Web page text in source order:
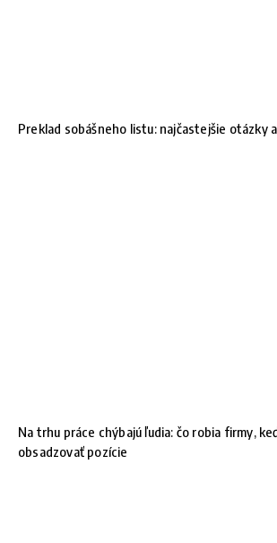
Preklad sobášneho listu: najčastejšie otázky
Na trhu práce chýbajú ľudia: čo robia firmy,
obsadzovať pozície